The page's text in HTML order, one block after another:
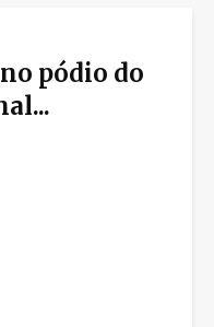
pódio do